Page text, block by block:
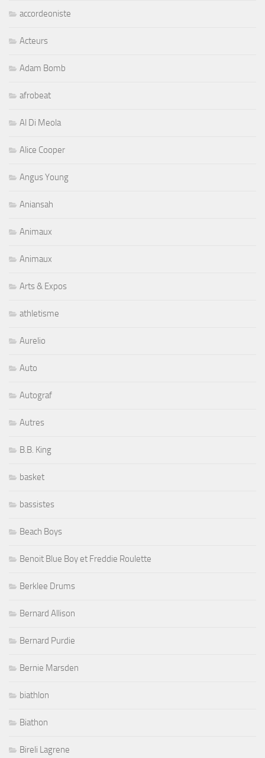
accordeoniste
Acteurs
Adam Bomb
afrobeat
Al Di Meola
Alice Cooper
Angus Young
Aniansah
Animaux
Animaux
Arts & Expos
athletisme
Aurelio
Auto
Autograf
Autres
B.B. King
basket
bassistes
Beach Boys
Benoit Blue Boy et Freddie Roulette
Berklee Drums
Bernard Allison
Bernard Purdie
Bernie Marsden
biathlon
Biathon
Bireli Lagrene